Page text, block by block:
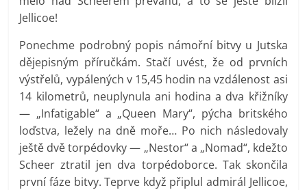
Jellicoe!
Ponechme podrobný popis námořní bitvy u Jutska
dějepisným příručkám. Stačí uvést, že od prvních
výstřelů, vypálených v 15,45 hodin na vzdálenost asi
14 kilometrů, neuplynula ani hodina a dva křižníky
— „Infatigable“ a „Queen Mary“, pýcha britského
loďstva, ležely na dně moře… Po nich následovaly
ještě dvě torpédovky — „Nestor“ a „Nomad“, kdežto
Scheer ztratil jen dva torpédoborce. Tak skončila
první fáze bitvy. Teprve když připlul admirál Jellicoe,